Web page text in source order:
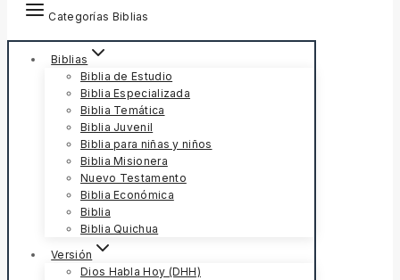
Categorías Biblias
Biblias
Biblia de Estudio
Biblia Especializada
Biblia Temática
Biblia Juvenil
Biblia para niñas y niños
Biblia Misionera
Nuevo Testamento
Biblia Económica
Biblia
Biblia Quichua
Versión
Dios Habla Hoy (DHH)